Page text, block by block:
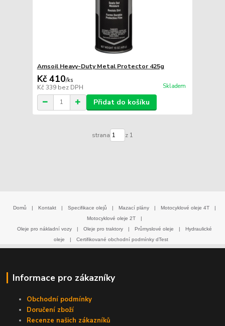
Amsoil Heavy-Duty Metal Protector 425g
Kč 410/ks
Kč 339 bez DPH Skladem
Přidat do košíku
strana z 1
Domů | Kontakt | Specifikace olejů | Mazací plány | Motocyklové oleje 4T
|
Motocyklové oleje 2T
|
Oleje pro nákladní vozy
| Oleje pro traktory | Průmyslové oleje |
Hydraulické
oleje
| Certifikované obchodní podmínky dTest
Informace pro zákazníky
Obchodní podmínky
Doručení zboží
Recenze našich zákazníků